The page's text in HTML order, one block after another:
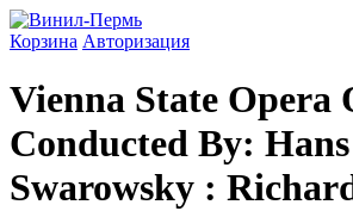
Корзина Авторизация
Vienna State Opera
Conducted By: Hans
Swarowsky :